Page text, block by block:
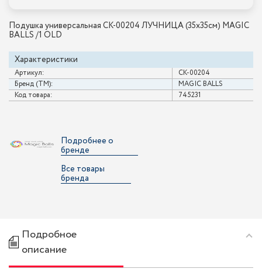
Подушка универсальная CK-00204 ЛУЧНИЦА (35х35см) MAGIC
BALLS /1 OLD
Характеристики
Артикул:
CK-00204
Бренд (ТМ):
MAGIC BALLS
Код товара:
745231
Подробнее о
бренде
Все товары
бренда
Подробное
описание